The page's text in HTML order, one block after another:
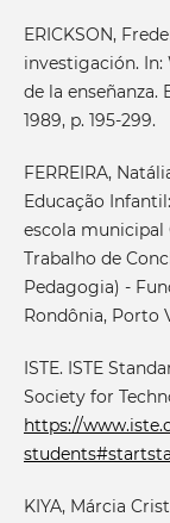
ERICKSON,
investigación. In:
de la enseñanza.
1989, p. 195-299.
FERREIRA,
Educação
escola municipal
Trabalho de
Pedagogia) -
Rondônia, Porto
ISTE. ISTE
Society for
https://
KIYA, Márcia